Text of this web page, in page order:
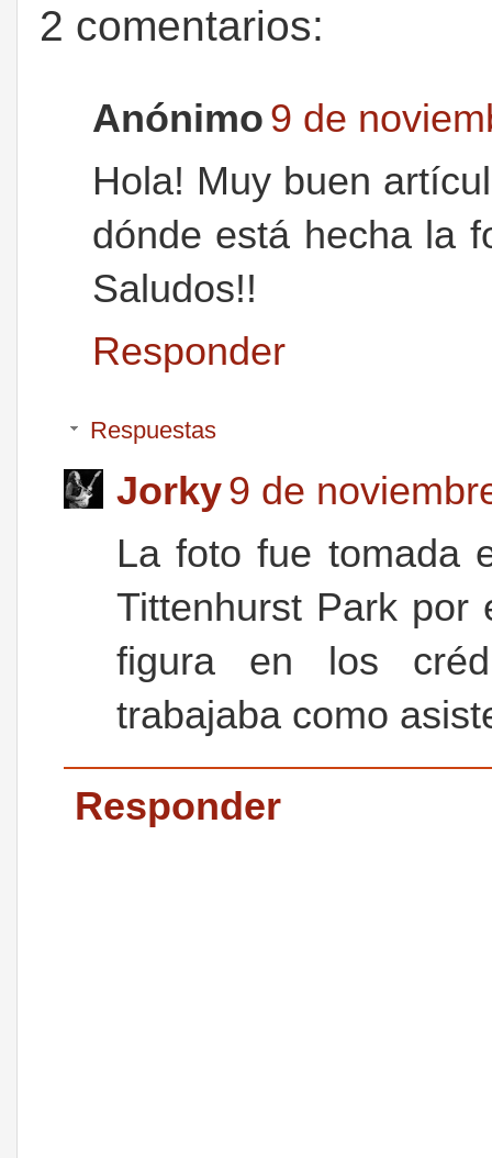
2 comentarios:
Anónimo 9 de
Hola! Muy buen
dónde está hecha la
Saludos!!
Responder
Respuestas
Jorky9 de
La foto fue tomada
Tittenhurst Park por
figura en los
trabajaba como
Responder